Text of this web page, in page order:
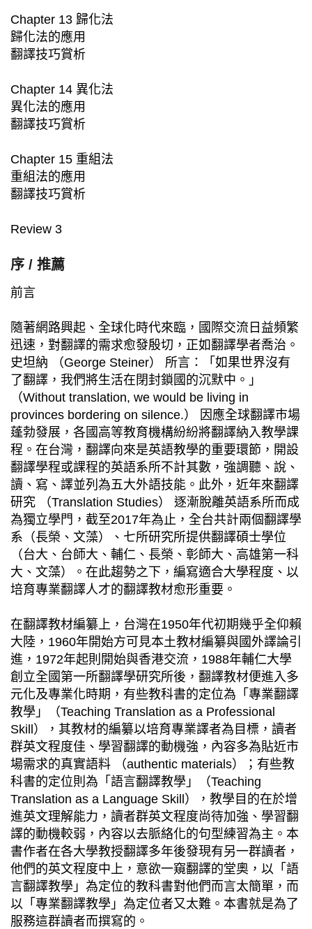
Chapter 13 歸化法
歸化法的應用
翻譯技巧賞析
Chapter 14 異化法
異化法的應用
翻譯技巧賞析
Chapter 15 重組法
重組法的應用
翻譯技巧賞析
Review 3
序 / 推薦
前言
隨著網路興起、全球化時代來臨，國際交流日益頻繁
迅速，對翻譯的需求愈發殷切，正如翻譯學者喬治。
史坦納 （George Steiner） 所言：「如果世界沒有
了翻譯，我們將生活在閉封鎖國的沉默中。」
（Without translation, we would be living in
provinces bordering on silence.） 因應全球翻譯巿場
蓬勃發展，各國高等教育機構紛紛將翻譯納入教學課
程。在台灣，翻譯向來是英語教學的重要環節，開設
翻譯學程或課程的英語系所不計其數，強調聽、說、
讀、寫、譯並列為五大外語技能。此外，近年來翻譯
研究 （Translation Studies） 逐漸脫離英語系所而成
為獨立學門，截至2017年為止，全台共計兩個翻譯學
系（長榮、文藻）、七所研究所提供翻譯碩士學位
（台大、台師大、輔仁、長榮、彰師大、高雄第一科
大、文藻）。在此趨勢之下，編寫適合大學程度、以
培育專業翻譯人才的翻譯教材愈形重要。
在翻譯教材編纂上，台灣在1950年代初期幾乎全仰賴
大陸，1960年開始方可見本土教材編纂與國外譯論引
進，1972年起則開始與香港交流，1988年輔仁大學
創立全國第一所翻譯學研究所後，翻譯教材便進入多
元化及專業化時期，有些教科書的定位為「專業翻譯
教學」（Teaching Translation as a Professional
Skill），其教材的編纂以培育專業譯者為目標，讀者
群英文程度佳、學習翻譯的動機強，內容多為貼近市
場需求的真實語料 （authentic materials）；有些教
科書的定位則為「語言翻譯教學」（Teaching
Translation as a Language Skill），教學目的在於增
進英文理解能力，讀者群英文程度尚待加強、學習翻
譯的動機較弱，內容以去脈絡化的句型練習為主。本
書作者在各大學教授翻譯多年後發現有另一群讀者，
他們的英文程度中上，意欲一窺翻譯的堂奧，以「語
言翻譯教學」為定位的教科書對他們而言太簡單，而
以「專業翻譯教學」為定位者又太難。本書就是為了
服務這群讀者而撰寫的。